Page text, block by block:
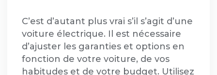
C’est d’autant plus vrai s’il s’agit d’une
voiture électrique. Il est nécessaire
d’ajuster les garanties et options en
fonction de votre voiture, de vos
habitudes et de votre budget. Utilisez